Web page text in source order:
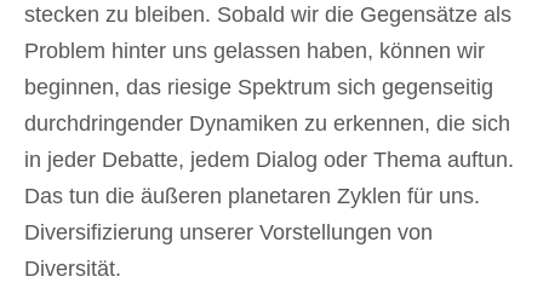
stecken zu bleiben. Sobald wir die Gegensätze als
Problem hinter uns gelassen haben, können wir
beginnen, das riesige Spektrum sich gegenseitig
durchdringender Dynamiken zu erkennen, die sich
in jeder Debatte, jedem Dialog oder Thema auftun.
Das tun die äußeren planetaren Zyklen für uns.
Diversifizierung unserer Vorstellungen von
Diversität.